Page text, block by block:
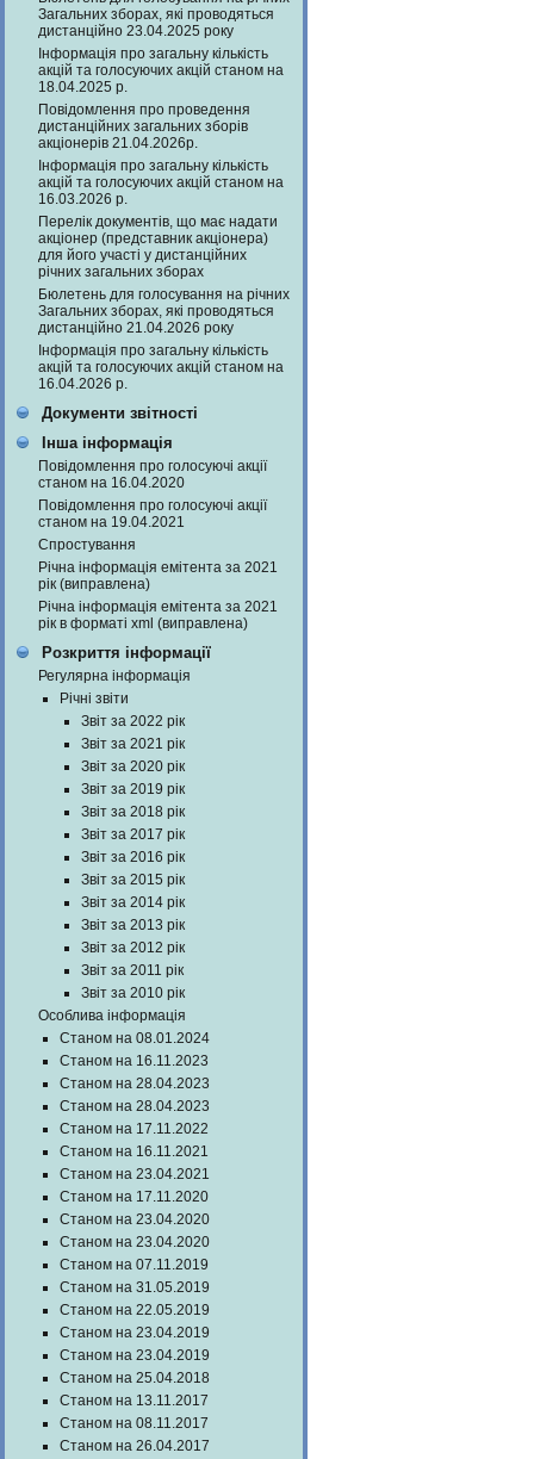
Загальних зборах, які проводяться
дистанційно 23.04.2025 року
Інформація про загальну кількість
акцій та голосуючих акцій станом на
18.04.2025 р.
Повідомлення про проведення
дистанційних загальних зборів
акціонерів 21.04.2026р.
Інформація про загальну кількість
акцій та голосуючих акцій станом на
16.03.2026 р.
Перелік документів, що має надати
акціонер (представник акціонера)
для його участі у дистанційних
річних загальних зборах
Бюлетень для голосування на річних
Загальних зборах, які проводяться
дистанційно 21.04.2026 року
Інформація про загальну кількість
акцій та голосуючих акцій станом на
16.04.2026 р.
Документи звітності
Інша інформація
Повідомлення про голосуючі акції
станом на 16.04.2020
Повідомлення про голосуючі акції
станом на 19.04.2021
Спростування
Річна інформація емітента за 2021
рік (виправлена)
Річна інформація емітента за 2021
рік в форматі xml (виправлена)
Розкриття інформації
Регулярна інформація
Річні звіти
Звіт за 2022 рік
Звіт за 2021 рік
Звіт за 2020 рік
Звіт за 2019 рік
Звіт за 2018 рік
Звіт за 2017 рік
Звіт за 2016 рік
Звіт за 2015 рік
Звіт за 2014 рік
Звіт за 2013 рік
Звіт за 2012 рік
Звіт за 2011 рік
Звіт за 2010 рік
Особлива інформація
Станом на 08.01.2024
Станом на 16.11.2023
Станом на 28.04.2023
Станом на 28.04.2023
Станом на 17.11.2022
Станом на 16.11.2021
Станом на 23.04.2021
Станом на 17.11.2020
Станом на 23.04.2020
Станом на 23.04.2020
Станом на 07.11.2019
Станом на 31.05.2019
Станом на 22.05.2019
Станом на 23.04.2019
Станом на 23.04.2019
Станом на 25.04.2018
Станом на 13.11.2017
Станом на 08.11.2017
Станом на 26.04.2017